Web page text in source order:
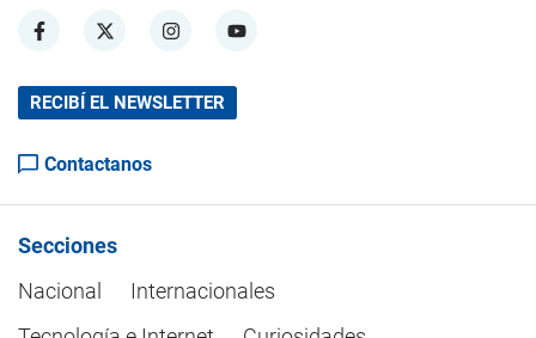
RECIBÍ EL NEWSLETTER
Contactanos
Secciones
Nacional
Internacionales